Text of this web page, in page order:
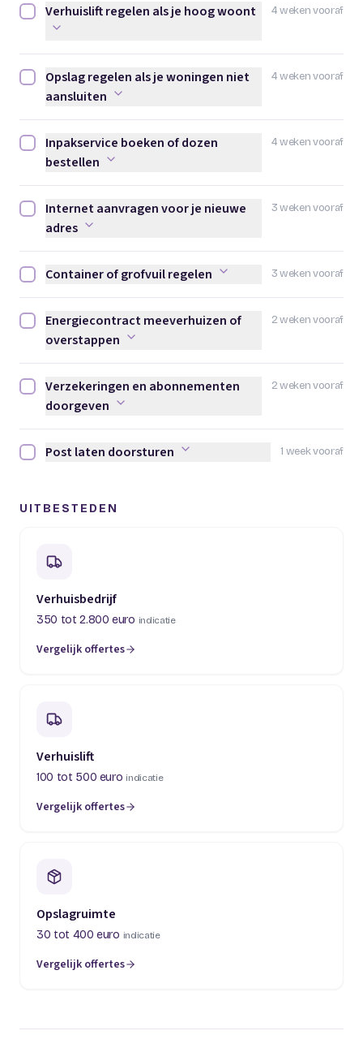
4 weken vooraf
Verhuislift regelen als je hoog woont afvinken
Verhuislift regelen als je hoog woont
4 weken vooraf
Opslag regelen als je woningen niet aansluiten afvinken
Opslag regelen als je woningen niet
aansluiten
4 weken vooraf
Inpakservice boeken of dozen bestellen afvinken
Inpakservice boeken of dozen
bestellen
3 weken vooraf
Internet aanvragen voor je nieuwe adres afvinken
Internet aanvragen voor je nieuwe
adres
3 weken vooraf
Container of grofvuil regelen afvinken
Container of grofvuil regelen
2 weken vooraf
Energiecontract meeverhuizen of overstappen afvinken
Energiecontract meeverhuizen of
overstappen
2 weken vooraf
Verzekeringen en abonnementen doorgeven afvinken
Verzekeringen en abonnementen
doorgeven
1 week vooraf
Post laten doorsturen afvinken
Post laten doorsturen
UITBESTEDEN
Verhuisbedrijf
350 tot 2.800 euro indicatie
Vergelijk offertes
(opent in een nieuw tabblad)
Verhuislift
100 tot 500 euro indicatie
Vergelijk offertes
(opent in een nieuw tabblad)
Opslagruimte
30 tot 400 euro indicatie
Vergelijk offertes
(opent in een nieuw tabblad)